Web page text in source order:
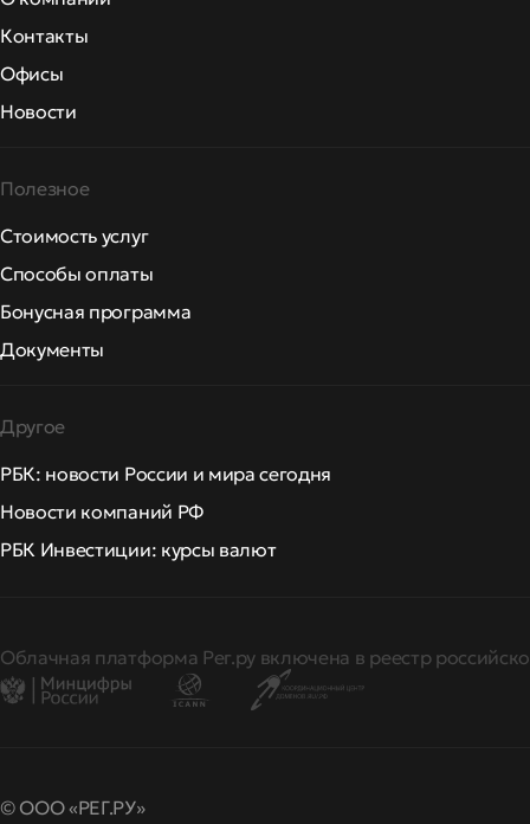
Контакты
Офисы
Новости
Полезное
Стоимость услуг
Способы оплаты
Бонусная программа
Документы
Другое
РБК: новости России и мира сегодня
Новости компаний РФ
РБК Инвестиции: курсы валют
Облачная платформа Рег.ру включена в реестр
© ООО «РЕГ.РУ»